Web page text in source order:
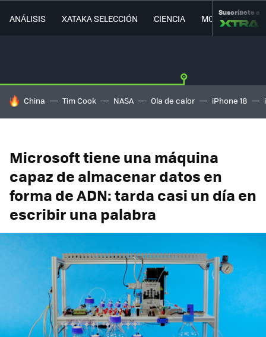
ANÁLISIS XATAKA SELECCIÓN CIENCIA MOVILIDAD
Suscríbete a
HOY SE HABLA DE
China Tim Cook NASA Ola de calor iPhone 18
Microsoft tiene una máquina
capaz de almacenar datos en
forma de ADN: tarda casi un día en
escribir una palabra